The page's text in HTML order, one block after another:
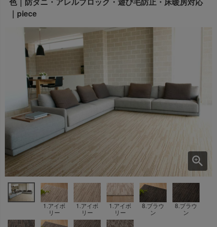
サービスへの影響が変更となる場合がございます。
お客さまにはご不便をおかけいたしますが、何卒ご理解賜
りますようお願い申し上げます。
詳しくはこちら
→ オーダー商品など、詳しくはこちらから
｜piece
1.アイボ
リー
1.アイボ
リー
1.アイボ
リー
8.ブラウ
ン
8.ブラウ
ン